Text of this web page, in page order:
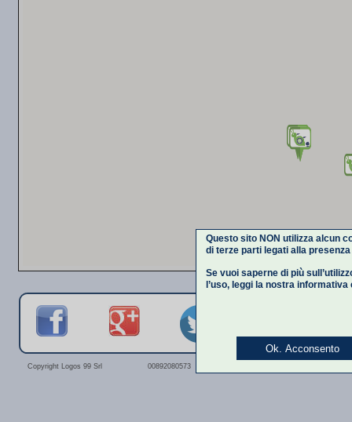
Copyright Logos 99 Srl 00892080573
Questo sito NON utilizza alcun
di terze parti legati alla
Se vuoi saperne di più
l’uso, leggi la nostra informativa
Ok. Acconsento